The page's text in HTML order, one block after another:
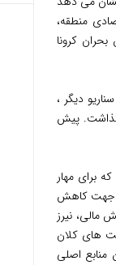
منطقه،
کرونا
۲۰۲۰ در یک سناریو ۰.۱- درصد و در سناریو دیگر ،
گذاشت. پیش
برای مهار
جهت کاهش
مالی، نیرز
های کلان
اصلی